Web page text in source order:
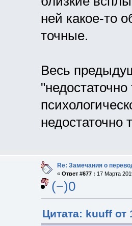
ней какое-то
точные.
Весь
недостаточно
Re: Замечания о
« Ответ #677 : 17 Марта
(−)0
Цитата: kuuff от